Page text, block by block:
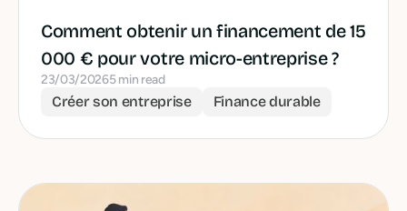
Comment obtenir un financement de 15
000 € pour votre micro-entreprise ?
23/03/20265 min read
Créer son entreprise Finance durable